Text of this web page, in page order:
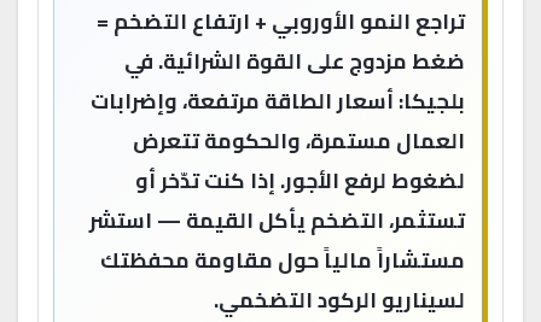
تراجع النمو الأوروبي + ارتفاع التضخم =
ضغط مزدوج على القوة الشرائية. في
بلجيكا: أسعار الطاقة مرتفعة، وإضرابات
العمال مستمرة، والحكومة تتعرض
لضغوط لرفع الأجور. إذا كنت تدّخر أو
تستثمر، التضخم يأكل القيمة — استشر
مستشاراً مالياً حول مقاومة محفظتك
لسيناريو الركود التضخمي.